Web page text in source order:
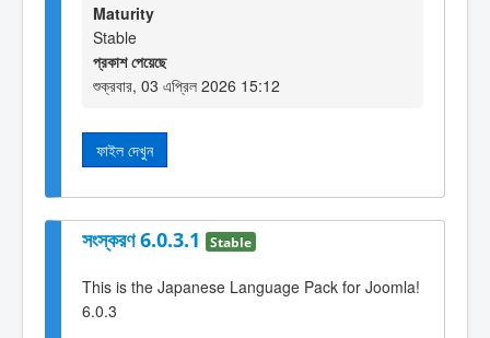
Maturity
Stable
প্রকাশ পেয়েছে
শুক্রবার, 03 এপ্রিল 2026 15:12
ফাইল দেখুন
সংস্করণ 6.0.3.1 Stable
This is the Japanese Language Pack for Joomla!
6.0.3